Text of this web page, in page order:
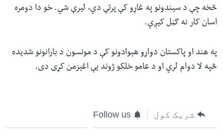
څخه چې د سیندونو په غاړو کې پرتې دي، لیرې شي. خو دا دومره
اسان کار نه ګڼل کیږي.
په هند او پاکستان دواړو هېوادونو کې د مونسون د بارانونو شدیده
څپه لا دوام لري او د عامو خلکو ژوند یې اغېزمن کړی دی.
شریک کول Follow us